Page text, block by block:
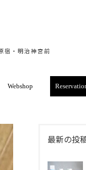
宿・明治神宮前
Webshop
最新の投